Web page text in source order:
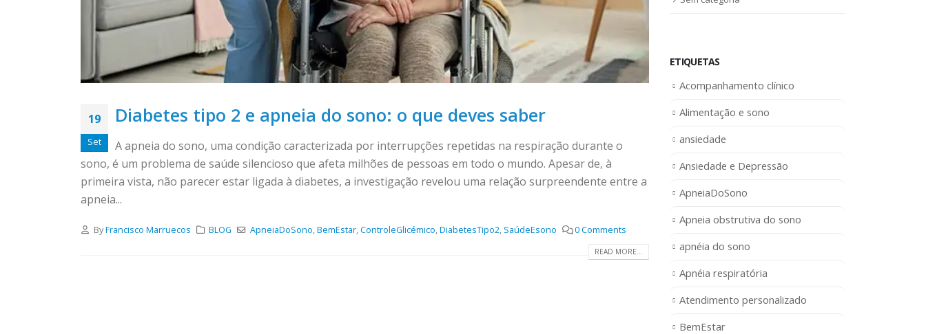
19
Set
Diabetes tipo 2 e apneia do sono: o que deves saber
A apneia do sono, uma condição caracterizada por interrupções repetidas na respiração durante o
sono, é um problema de saúde silencioso que afeta milhões de pessoas em todo o mundo. Apesar de, à
primeira vista, não parecer estar ligada à diabetes, a investigação revelou uma relação surpreendente entre a
apneia...
ByFrancisco Marruecos BLOG ApneiaDoSono,BemEstar,ControleGlicémico,DiabetesTipo2, SaúdeEsono 0 Comments
READ MORE...
ETIQUETAS
Acompanhamento clínico
Alimentação e sono
ansiedade
Ansiedade e Depressão
ApneiaDoSono
Apneia obstrutiva do sono
apnéia do sono
Apnéia respiratória
Atendimento personalizado
BemEstar